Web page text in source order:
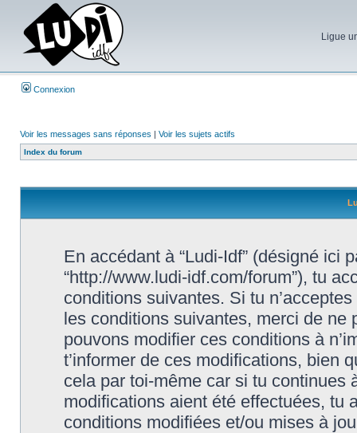
Ligue
Connexion
Voir les messages sans réponses | Voir les sujets actifs
Index du forum
En accédant à “Ludi-Idf” (désigné ici
“http://www.ludi-idf.com/forum”), tu
conditions suivantes. Si tu
les conditions suivantes, merci de ne
pouvons modifier ces conditions à
t’informer de ces modifications, bien
cela par toi-même car si tu continues
modifications aient été effectuées, tu
conditions modifiées et/ou mises à